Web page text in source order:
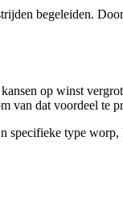
begeleiden.
op winst
van dat voordeel te
specifieke type